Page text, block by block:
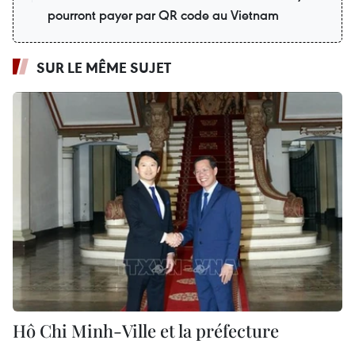
pourront payer par QR code au Vietnam
SUR LE MÊME SUJET
Hô Chi Minh-Ville et la préfecture